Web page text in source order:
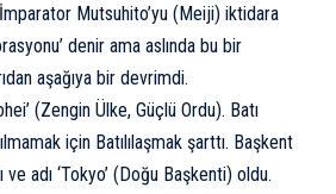
Mutsuhito’yu (Meiji) iktidara
denir ama aslında bu bir
aşağıya bir devrimdi.
(Zengin Ülke, Güçlü Ordu). Batı
için Batılılaşmak şarttı. Başkent
ve adı ‘Tokyo’ (Doğu Başkenti) oldu.